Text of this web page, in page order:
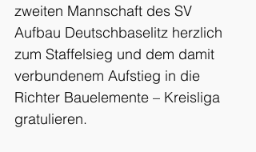
zweiten Mannschaft des SV
Aufbau Deutschbaselitz herzlich
zum Staffelsieg und dem damit
verbundenem Aufstieg in die
Richter Bauelemente – Kreisliga
gratulieren.